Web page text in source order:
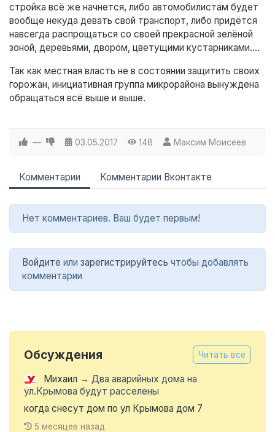
стройка всё же начнется, либо автомобилистам будет
вообще некуда девать свой транспорт, либо придётся
навсегда распрощаться со своей прекрасной зелёной
зоной, деревьями, двором, цветущими кустарниками....
Так как местная власть не в состоянии защитить своих
горожан, инициативная группа микрорайона вынуждена
обращаться всё выше и выше.
— 03.05.2017 148 Максим Моисеев
Комментарии Комментарии Вконтакте
Нет комментариев. Ваш будет первым!
Войдите или зарегистрируйтесь чтобы добавлять
комментарии
Обсуждения Читать все
Михаил → Два аварийных дома на
ул.Крымова будут расселены
когда снесут дом по ул Крымова дом 7
5 месяцев назад